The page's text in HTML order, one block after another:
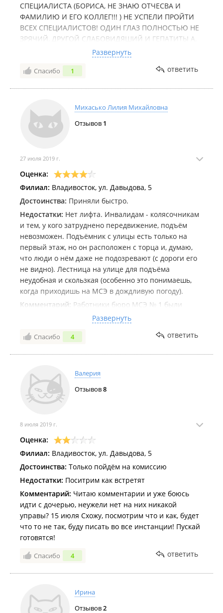
СПЕЦИАЛИСТА (БОРИСА, НЕ ЗНАЮ ОТЧЕСВА И
ФАМИЛИЮ И ЕГО КОЛЛЕГ!!! ) НЕ УСПЕЛИ ПРОЙТИ
ВСЕХ СПЕЦИАЛИСТОВ! ОДИН ГЛАЗ ПОЛНОСТЬЮ НЕ
ЗРЯЧИЙ, ДРУГОЙ СЛАБОВИДЯШИЙ И ГЕПАТИТЫ А,
В, С. За мужа всё равно спасибо. Овчарук Олег
Павлович!!!Александра Михайловна Овчарук.
Здоровья вам всем!!!
Развернуть
Спасибо 1 ответить
Михасько Лилия Михайловна
Отзывов 1
27 июля 2019 г.
Оценка:
Филиал: Владивосток, ул. Давыдова, 5
Достоинства: Приняли быстро.
Недостатки: Нет лифта. Инвалидам - колясочникам
и тем, у кого затруднено передвижение, подъём
невозможен. Подъёмник с улицы есть только на
первый этаж, но он расположен с торца и, думаю,
что люди о нём даже не подозревают (с дороги его
не видно). Лестница на улице для подъёма
неудобная и скользкая (особенно это понимаешь,
когда приходишь на МСЭ в дождливую погоду).
Комментарий: Работники бюро МСЭ № 1 были
внимательными и тактичными. Всё объяснили, на
все вопросы ответили. В ИПРА включили всё, что
было рекомендовано специалистами во время
Развернуть
Спасибо 4 ответить
Валерия
Отзывов8
8 июля 2019 г.
Оценка:
Филиал: Владивосток, ул. Давыдова, 5
Достоинства: Только пойдём на комиссию
Недостатки: Поситрим как встретят
Комментарий: Читаю комментарии и уже боюсь
идти с дочерью, неужели нет на них никакой
управы? 15 июля Схожу, посмотрим что и как, будет
что то не так, буду писать во все инстанции! Пускай
готовятся!
Спасибо 4 ответить
Ирина
Отзывов2